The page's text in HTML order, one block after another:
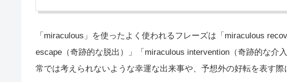
「miraculous」を使ったよく使われるフレーズは「miraculous
escape（奇跡的な脱出）」「miraculous intervention（奇跡的な介
常では考えられないような幸運な出来事や、予想外の好転を表す際